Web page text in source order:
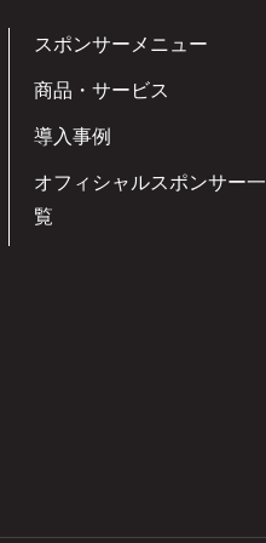
スポンサーメニュー
商品・サービス
導入事例
オフィシャルスポンサー一
覧